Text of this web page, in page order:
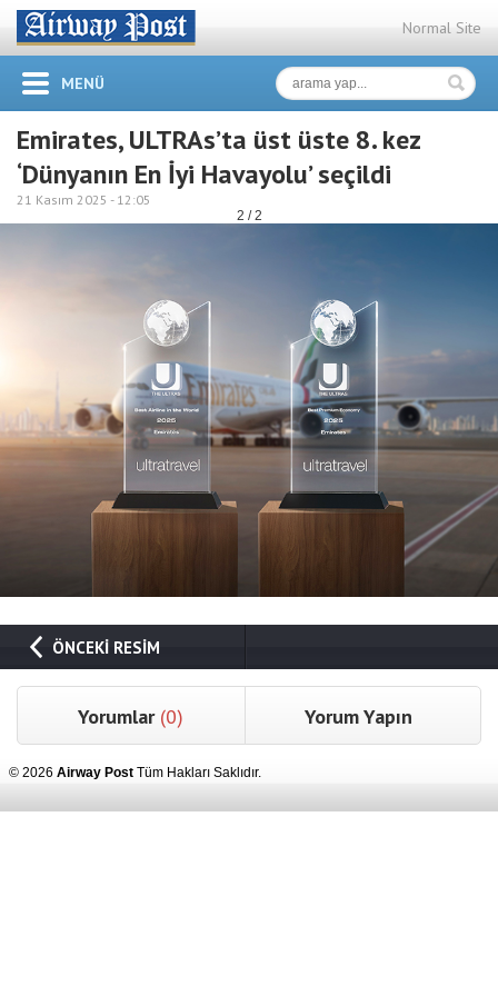
Normal Site
MENÜ
Emirates, ULTRAs’ta üst üste 8. kez
‘Dünyanın En İyi Havayolu’ seçildi
21 Kasım 2025 - 12:05
2 / 2
ÖNCEKİ RESİM
Yorumlar (0) Yorum Yapın
© 2026 Airway Post Tüm Hakları Saklıdır.